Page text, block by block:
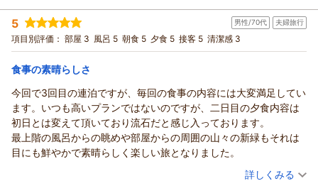
薄めのカーテンとは別の厚めの遮光カーテンの説明不足に深く
反省しております。
大変申し訳ございませんでした。
今後指導を徹底し再発防止に努めたいと存じます。
貴重なご意見とご感想ありがとうございました。
宿泊時期： 2026年05月宿泊 (夫婦旅行)
投稿者： もろちゃんさん
宿泊プラン： ≪期間限定のお値打ちシニアプラン≫ JR江原駅の無料送迎
あり ※要予約
和室 朝・夕
宿泊価格帯： 17,001～18,000円(大人一人あたり/税込)
湯村温泉 佳泉郷 井づつやからの返信
もろちゃん様
この度は当館にご宿泊いただき誠にありがとうございました。
さらには数ある旅館の中から貴重な記念日旅行でのご指名、重
ねてお礼申し上げます。
『何度来ても大満足です！』とのお言葉を頂戴でき大変うれし
5 男性/70代 夫婦旅行
項目別評価： 部屋 3 風呂 5 朝食 5 夕食 5 接客 5 清潔感 3
食事の素晴らしさ
今回で3回目の連泊ですが、毎回の食事の内容には大変満足してい
ます。いつも高いプランではないのですが、二日目の夕食内容は
初日とは変えて頂いており流石だと感じ入っております。
最上階の風呂からの眺めや部屋からの周囲の山々の新緑もそれは
目にも鮮やかで素晴らしく楽しい旅となりました。
（投稿日：2026/05/10）
詳しくみる